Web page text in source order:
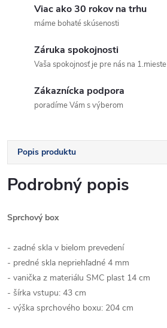
Viac ako 30 rokov na trhu
máme bohaté skúsenosti
Záruka spokojnosti
Vaša spokojnosť je pre nás na 1.mieste
Zákaznícka podpora
poradíme Vám s výberom
Popis produktu
Podrobný popis
Sprchový box
- zadné skla v bielom prevedení
- predné skla nepriehľadné 4 mm
- vanička z materiálu SMC plast 14 cm
- šírka vstupu: 43 cm
- výška sprchového boxu: 204 cm